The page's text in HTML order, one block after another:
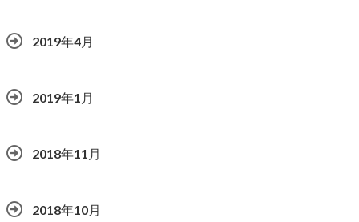
2019年4月
2019年1月
2018年11月
2018年10月